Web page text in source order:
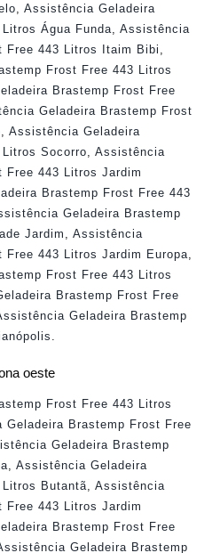
Assistência Geladeira
Água Funda
Assistência
Free 443 Litros Itaim Bibi
Frost Free 443 Litros
Brastemp Frost Free
Geladeira Brastemp Frost
Assistência Geladeira
Socorro
Assistência
Free 443 Litros Jardim
Brastemp Frost Free 443
Geladeira Brastemp
Jardim
Assistência
Free 443 Litros Jardim Europa
Frost Free 443 Litros
Brastemp Frost Free
Geladeira Brastemp
oeste
Frost Free 443 Litros
Geladeira Brastemp Frost Free
Geladeira Brastemp
, Assistência Geladeira
Litros Butantã, Assistência
Free 443 Litros Jardim
Brastemp Frost Free
Geladeira Brastemp